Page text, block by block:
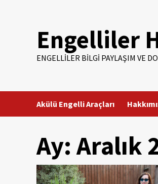
Engelliler
ENGELLILER BILGI PAYLAŞIM VE
Akülü Engelli Araçları
Ay:Aralık